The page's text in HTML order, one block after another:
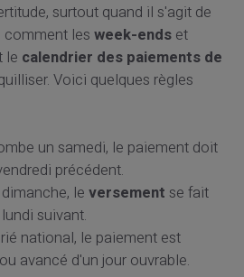
surtout quand il s'agit de
comment les week-endset
le calendrier des paiements de
Voici quelques règles
un samedi, le paiement doit
précédent.
le versement se fait
suivant.
national, le paiement est
avancé d'un jour ouvrable.